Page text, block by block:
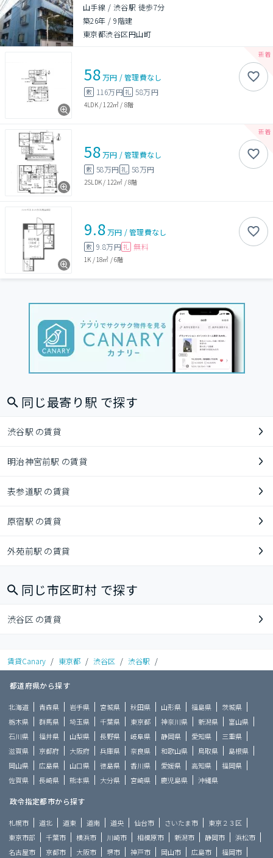
山手線 / 渋谷駅 徒歩7分
築26年 /9階建
東京都渋谷区円山町
58万円 /管理費なし
敷 116万円礼 58万円
4LDK/ 122㎡ / 8階
58万円 /管理費なし
敷 58万円 礼 58万円
2SLDK / 122㎡ /8階
9.8万円 /管理費なし
敷 9.8万円 礼 無料
1K / 18㎡ /6階
同じ最寄り駅 で探す
渋谷駅 の賃貸
明治神宮前駅 の賃貸
表参道駅 の賃貸
原宿駅 の賃貸
外苑前駅 の賃貸
同じ市区町村 で探す
渋谷区 の賃貸
賃貸Canary / 東京都 / 渋谷区 / 渋谷駅 /
都道府県から探す
北海道 青森県 岩手県 宮城県 秋田県 山形県 福島県
茨城県
栃木県
群馬県 埼玉県 千葉県 東京都 神奈川県 新潟県
富山県
石川県
福井県 山梨県 長野県 岐阜県 静岡県 愛知県
三重県
滋賀県
京都府 大阪府 兵庫県 奈良県 和歌山県 鳥取県
島根県
岡山県
広島県 山口県 徳島県 香川県 愛媛県 高知県
福岡県
佐賀県
長崎県 熊本県 大分県 宮崎県 鹿児島県 沖縄県
政令指定都市から探す
札幌市 道北 道東 道南 道央 仙台市 さいたま市
東京２３区
東京市部
千葉市 横浜市 川崎市 相模原市 新潟市 静岡市
浜松市
名古屋市
京都市 大阪市 堺市 神戸市 岡山市 広島市 福岡市